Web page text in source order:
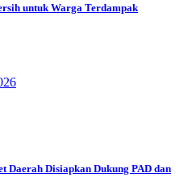
untuk Warga Terdampak
Daerah Disiapkan Dukung PAD dan